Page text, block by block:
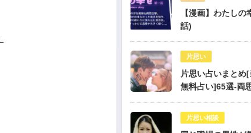
【漫画】わたしの
話)
片思い
片思い占いまとめ[
無料占い]65選-両
当たる片思い占い
片思い相談